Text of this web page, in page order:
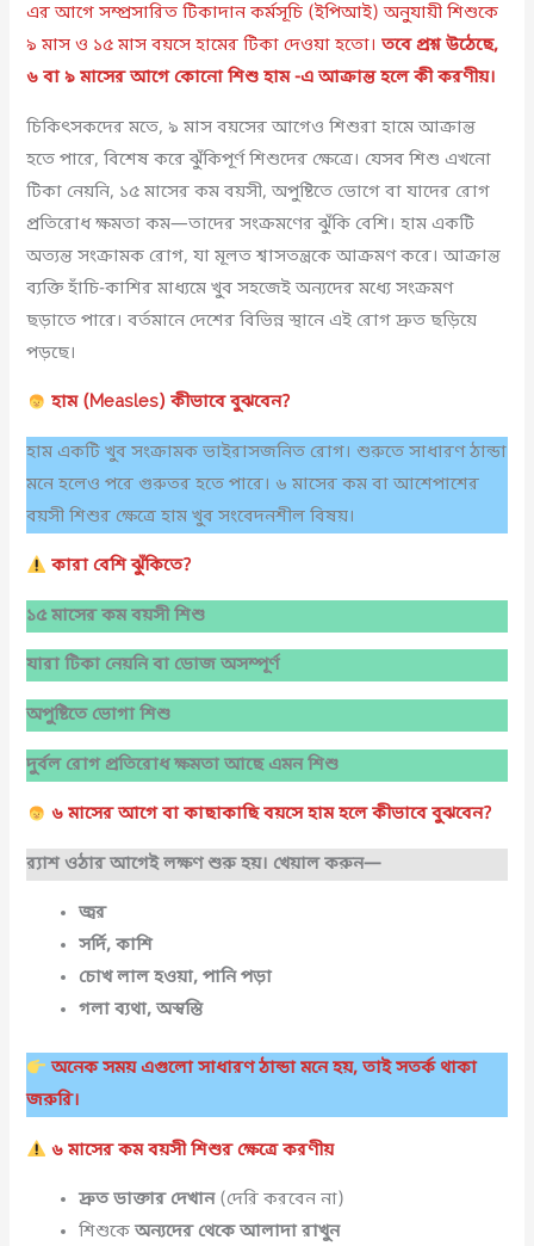
এর আগে সম্প্রসারিত টিকাদান কর্মসূচি (ইপিআই) অনুযায়ী শিশুকে
৯ মাস ও ১৫ মাস বয়সে হামের টিকা দেওয়া হতো।তবে প্রশ্ন উঠেছে,
৬ বা ৯ মাসের আগে কোনো শিশু হাম -এ আক্রান্ত হলে কী করণীয়।
চিকিৎসকদের মতে, ৯ মাস বয়সের আগেও শিশুরা হামে আক্রান্ত
হতে পারে, বিশেষ করে ঝুঁকিপূর্ণ শিশুদের ক্ষেত্রে। যেসব শিশু এখনো
টিকা নেয়নি, ১৫ মাসের কম বয়সী, অপুষ্টিতে ভোগে বা যাদের রোগ
প্রতিরোধ ক্ষমতা কম—তাদের সংক্রমণের ঝুঁকি বেশি। হাম একটি
অত্যন্ত সংক্রামক রোগ, যা মূলত শ্বাসতন্ত্রকে আক্রমণ করে। আক্রান্ত
ব্যক্তি হাঁচি-কাশির মাধ্যমে খুব সহজেই অন্যদের মধ্যে সংক্রমণ
ছড়াতে পারে। বর্তমানে দেশের বিভিন্ন স্থানে এই রোগ দ্রুত ছড়িয়ে
পড়ছে।
হাম (Measles) কীভাবে বুঝবেন?
হাম একটি খুব সংক্রামক ভাইরাসজনিত রোগ। শুরুতে সাধারণ ঠান্ডা
মনে হলেও পরে গুরুতর হতে পারে। ৬ মাসের কম বা আশেপাশের
বয়সী শিশুর ক্ষেত্রে হাম খুব সংবেদনশীল বিষয়।
কারাবেশিঝুঁকিতে?
১৫মাসেরকমবয়সীশিশু
যারাটিকা নেয়নিবা ডোজঅসম্পূর্ণ
অপুষ্টিতে ভোগাশিশু
দুর্বল রোগ প্রতিরোধক্ষমতাআছে এমনশিশু
৬মাসেরআগেবাকাছাকাছিবয়সেহামহলেকীভাবেবুঝবেন?
র‍্যাশ ওঠার আগেই লক্ষণ শুরু হয়। খেয়াল করুন—
জ্বর
সর্দি, কাশি
চোখ লাল হওয়া, পানি পড়া
গলা ব্যথা, অস্বস্তি
অনেক সময় এগুলো সাধারণ ঠান্ডা মনে হয়, তাই সতর্ক থাকা
জরুরি।
৬ মাসের কম বয়সী শিশুর ক্ষেত্রে করণীয়
দ্রুত ডাক্তার দেখান(দেরি করবেন না)
শিশুকেঅন্যদের থেকে আলাদা রাখুন